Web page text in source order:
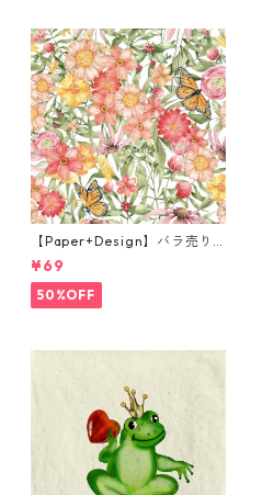
【Paper+Design】バラ売り2
枚 ランチサイズ ペーパーナプ
キン Sunlit blooms ホワイト
¥69
50%OFF